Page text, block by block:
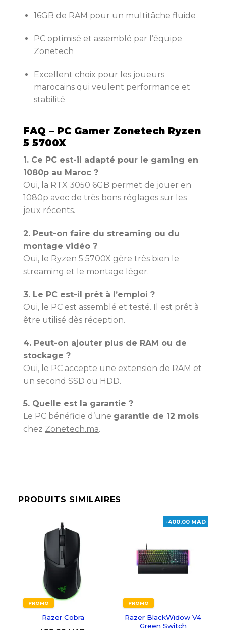
16GB de RAM pour un multitâche fluide
PC optimisé et assemblé par l’équipe
Zonetech
Excellent choix pour les joueurs
marocains qui veulent performance et
stabilité
FAQ – PC Gamer Zonetech Ryzen
5 5700X
1. Ce PC est-il adapté pour le gaming en
1080p au Maroc ?
Oui, la RTX 3050 6GB permet de jouer en
1080p avec de très bons réglages sur les
jeux récents.
2. Peut-on faire du streaming ou du
montage vidéo ?
Oui, le Ryzen 5 5700X gère très bien le
streaming et le montage léger.
3. Le PC est-il prêt à l’emploi ?
Oui, le PC est assemblé et testé. Il est prêt à
être utilisé dès réception.
4. Peut-on ajouter plus de RAM ou de
stockage ?
Oui, le PC accepte une extension de RAM et
un second SSD ou HDD.
5. Quelle est la garantie ?
Le PC bénéficie d’une garantie de 12 mois
chez Zonetech.ma.
PRODUITS SIMILAIRES
PROMO
Razer Cobra
-400,00 MAD
PROMO
Razer BlackWidow V4
Green Switch